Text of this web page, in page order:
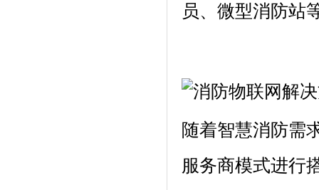
员、微型消防站
随着智慧消防需
服务商模式进行